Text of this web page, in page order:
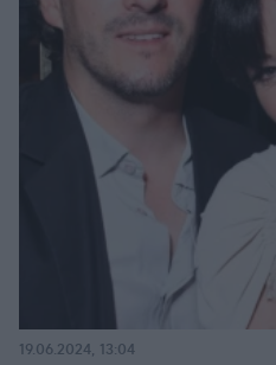
19.06.2024, 13:04